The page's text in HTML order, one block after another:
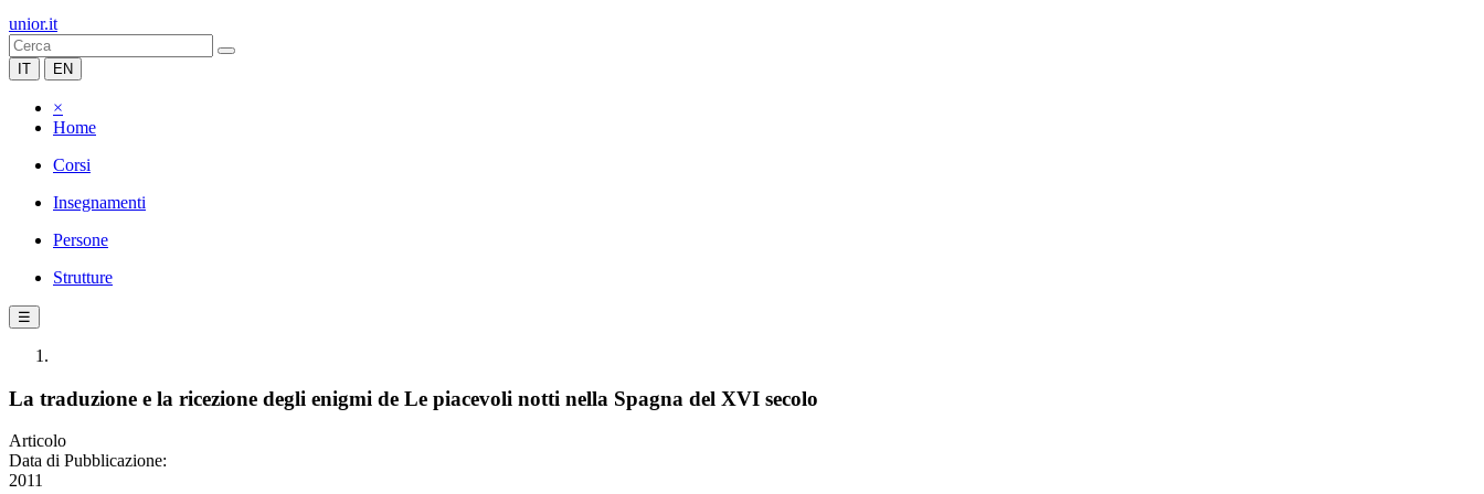
unior.it
IT EN
×
Home
Corsi
Insegnamenti
Persone
Strutture
☰
La traduzione e la ricezione degli enigmi de Le piacevoli notti nella Spagna del XVI secolo
Articolo
Data di Pubblicazione:
2011